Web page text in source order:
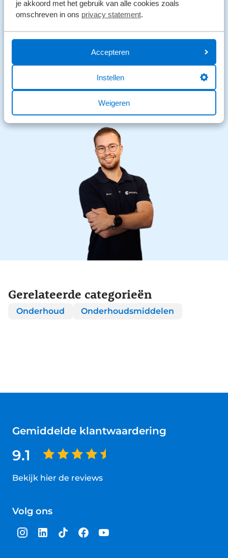
je akkoord met het gebruik van alle cookies zoals
omschreven in ons privacy statement.
Accepteren
Instellen
Weigeren
Benieuwd naar de mogelijkheden?
Stuur een WhatsApp
0546 - 861 807
GeslotenOpent vandaag om 09:00
Gerelateerde categorieën
Onderhoud Onderhoudsmiddelen
Gemiddelde klantwaardering
9.1
Bekijk hier de reviews
van
sterren
Volg ons